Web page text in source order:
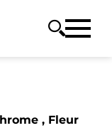
, Fleur